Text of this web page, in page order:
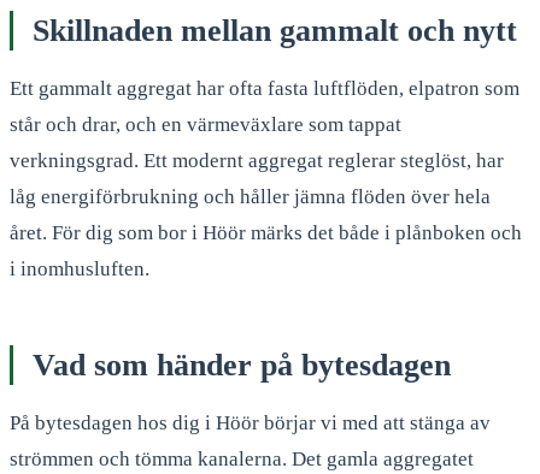
Skillnaden mellan gammalt och nytt
Ett gammalt aggregat har ofta fasta luftflöden, elpatron som
står och drar, och en värmeväxlare som tappat
verkningsgrad. Ett modernt aggregat reglerar steglöst, har
låg energiförbrukning och håller jämna flöden över hela
året. För dig som bor i Höör märks det både i plånboken och
i inomhusluften.
Vad som händer på bytesdagen
På bytesdagen hos dig i Höör börjar vi med att stänga av
strömmen och tömma kanalerna. Det gamla aggregatet